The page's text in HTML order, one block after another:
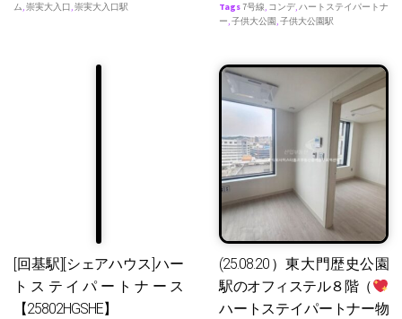
ム,崇実大入口,崇実大入口駅
Tags7号線, コンデ,ハートステイパートナ
ー,子供大公園 ,子供大公園駅
[回基駅][シェアハウス]ハー
トステイパートナース
【25802HGSHE】
(25.08.20）東大門歴史公園
駅のオフィステル８階（
ハートステイパートナー物